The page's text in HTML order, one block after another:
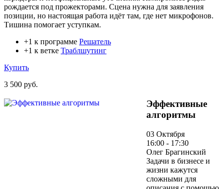
рождается под прожекторами. Сцена нужна для заявления
позиции, но настоящая работа идёт там, где нет микрофонов.
Тишина помогает уступкам.
+1 к программе Решатель
+1 к ветке Траблшутинг
Купить
3 500 руб.
Эффективные
алгоритмы
03 Октября
16:00 - 17:30
Олег Брагинский
Задачи в бизнесе и
жизни кажутся
сложными для